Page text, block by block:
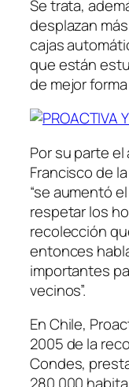
Se trata,
desplazan
cajas
que están
de mejor
Por su parte
Francisco de
“se aumentó
respetar los
recolección
entonces
importantes
vecinos”.
En Chile,
2005 de la
Condes,